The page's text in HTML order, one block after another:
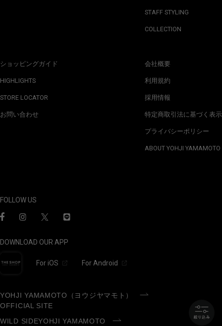
ショッピングガイド
HIGHLIGHTS
STORE LOCATOR
お問い合わせ
STAFF STYLING
COLLECTION
会社概要
利用規約
採用情報
特定商取引法に基づく表示
プライバシーポリシー
ABOUT YOHJI YAMAMOTO
FOLLOW US
DOWNLOAD OUR APP
For iOS For Android
YOHJI YAMAMOTO（ヨウジヤマモト）
OFFICIAL SITE
WILD SIDEYOHJI YAMAMOTO